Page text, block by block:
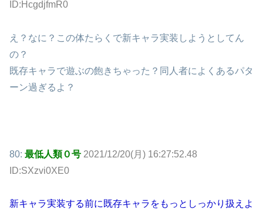
ID:HcgdjfmR0
え？なに？この体たらくで新キャラ実装しようとしてん
の？
既存キャラで遊ぶの飽きちゃった？同人者によくあるパタ
ーン過ぎるよ？
80: 最低人類０号 2021/12/20(月) 16:27:52.48
ID:SXzvi0XE0
新キャラ実装する前に既存キャラをもっとしっかり扱えよ